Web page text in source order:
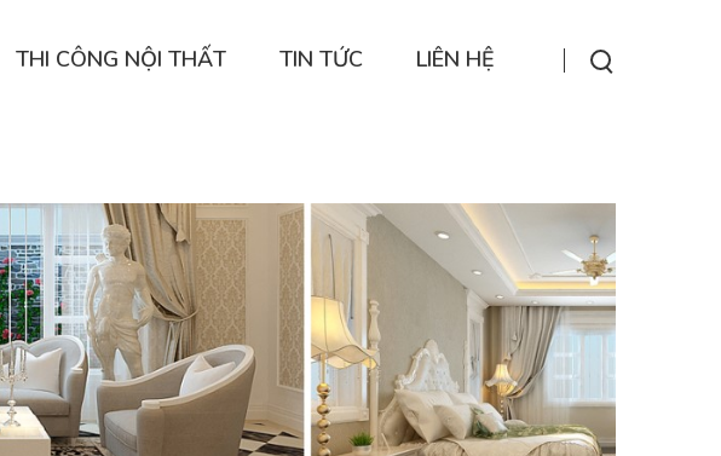
THI CÔNG NỘI THẤT TIN TỨC LIÊN HỆ